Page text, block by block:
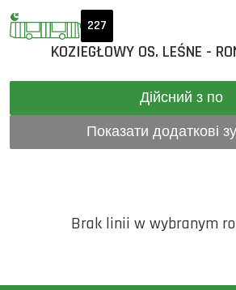
227
KOZIEGŁOWY OS. LEŚNE -
Дійсний з по
Показати додаткові
Brak linii w wybranym